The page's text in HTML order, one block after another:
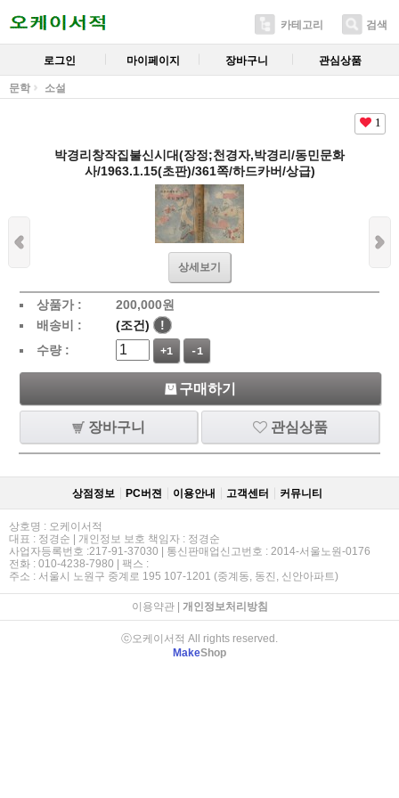
카테고리 검색
로그인 마이페이지 장바구니 관심상품
문학 소설
1
박경리창작집불신시대(장정;천경자,박경리/동민문화
사/1963.1.15(초판)/361쪽/하드카버/상급)
상세보기
상품가 : 200,000원
배송비 :
(조건)
!
수량 :
+1 -1
구매하기
장바구니 관심상품
상점정보 PC버젼 이용안내 고객센터 커뮤니티
상호명 : 오케이서적
대표 : 정경순 | 개인정보 보호 책임자 : 정경순
사업자등록번호 :217-91-37030 | 통신판매업신고번호 : 2014-서울노원-0176
전화 : 010-4238-7980 | 팩스 :
주소 : 서울시 노원구 중계로 195 107-1201 (중계동, 동진, 신안아파트)
이용약관| 개인정보처리방침
ⓒ오케이서적 All rights reserved.
MakeShop